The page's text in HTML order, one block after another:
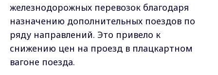
железнодорожных перевозок благодаря
назначению дополнительных поездов по
ряду направлений. Это привело к
снижению цен на проезд в плацкартном
вагоне поезда.